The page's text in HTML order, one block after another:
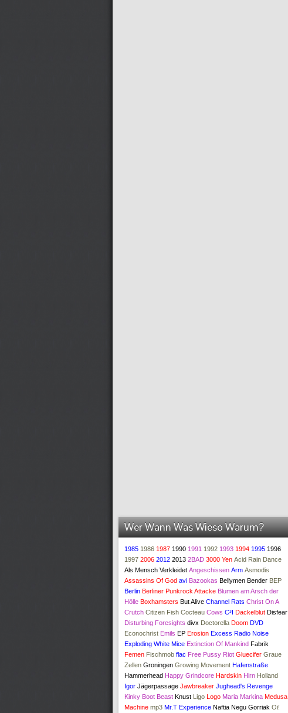
Wer Wann Was Wieso Warum?
1985 1986 1987 1990 1991 1992 1993 1994 1995 1996
1997 2006 2012 2013 2BAD 3000 Yen Acid Rain Dance
Als Mensch Verkleidet Angeschissen Arm Asmodis
Assassins Of God avi Bazookas Bellymen Bender BEP
Berlin Berliner Punkrock Attacke Blumen am Arsch der
Hölle Boxhamsters But Alive Channel Rats Christ On A
Crutch Citizen Fish Cocteau Cows C³I Dackelblut Disfear
Disturbing Foresights divx Doctorella Doom DVD
Econochrist Emils EP Erosion Excess Radio Noise
Exploding White Mice Extinction Of Mankind Fabrik
Femen Fischmob flac Free Pussy Riot Gluecifer Graue
Zellen Groningen Growing Movement Hafenstraße
Hammerhead Happy Grindcore Hardskin Hirn Holland
Igor Jägerpassage Jawbreaker Jughead's Revenge
Kinky Boot Beast Knust Ligo Logo Maria Markina Medusa
Machine mp3 Mr.T Experience Naftia Negu Gorriak Oi!